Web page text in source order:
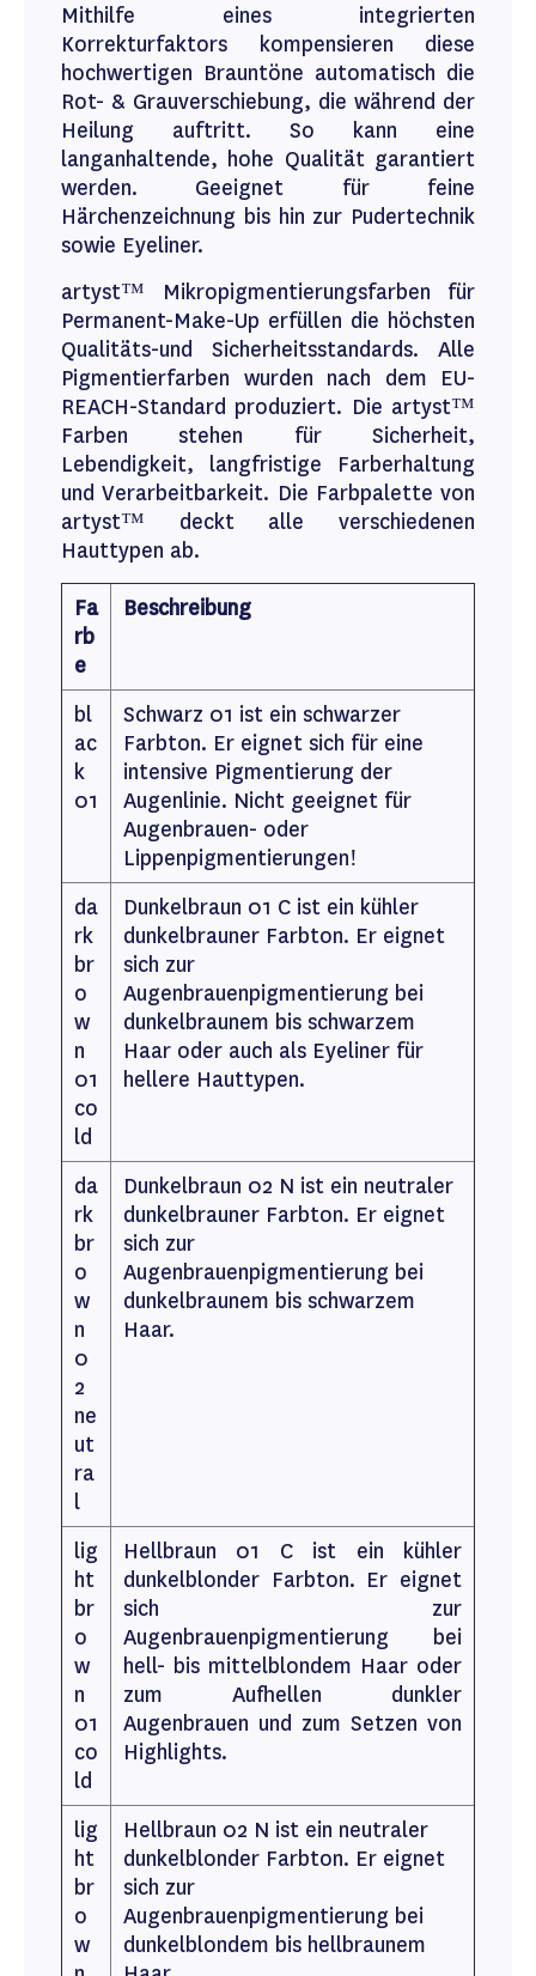
Mithilfe eines integrierten
Korrekturfaktors kompensieren diese
hochwertigen Brauntöne automatisch die
Rot- & Grauverschiebung, die während der
Heilung auftritt. So kann eine
langanhaltende, hohe Qualität garantiert
werden. Geeignet für feine
Härchenzeichnung bis hin zur Pudertechnik
sowie Eyeliner.
artyst™ Mikropigmentierungsfarben für
Permanent-Make-Up erfüllen die höchsten
Qualitäts-und Sicherheitsstandards. Alle
Pigmentierfarben wurden nach dem EU-
REACH-Standard produziert. Die artyst™
Farben stehen für Sicherheit,
Lebendigkeit, langfristige Farberhaltung
und Verarbeitbarkeit. Die Farbpalette von
artyst™ deckt alle verschiedenen
Hauttypen ab.
Fa
rb
e
Beschreibung
bl
ac
k
01
Schwarz 01 ist ein schwarzer
Farbton. Er eignet sich für eine
intensive Pigmentierung der
Augenlinie. Nicht geeignet für
Augenbrauen- oder
Lippenpigmentierungen!
da
rk
br
o
w
n
01
co
ld
Dunkelbraun 01 C ist ein kühler
dunkelbrauner Farbton. Er eignet
sich zur
Augenbrauenpigmentierung bei
dunkelbraunem bis schwarzem
Haar oder auch als Eyeliner für
hellere Hauttypen.
da
rk
br
o
w
n
0
2
ne
ut
ra
l
Dunkelbraun 02 N ist ein neutraler
dunkelbrauner Farbton. Er eignet
sich zur
Augenbrauenpigmentierung bei
dunkelbraunem bis schwarzem
Haar.
lig
ht
br
o
w
n
01
co
ld
Hellbraun 01 C ist ein kühler
dunkelblonder Farbton. Er eignet
sich zur
Augenbrauenpigmentierung bei
hell- bis mittelblondem Haar oder
zum Aufhellen dunkler
Augenbrauen und zum Setzen von
Highlights.
lig
ht
br
o
w
Hellbraun 02 N ist ein neutraler
dunkelblonder Farbton. Er eignet
sich zur
Augenbrauenpigmentierung bei
dunkelblondem bis hellbraunem